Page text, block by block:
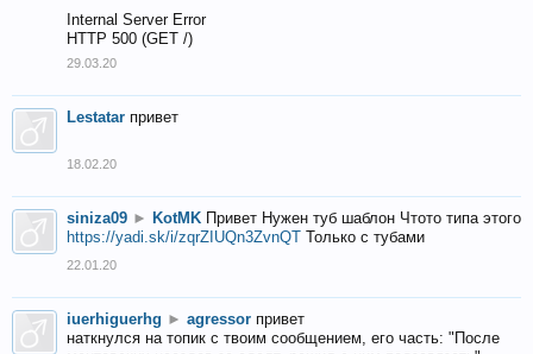
Internal Server Error
HTTP 500 (GET /)
29.03.20
Lestatar привет
18.02.20
siniza09 ► KotMK Привет Нужен туб шаблон Чтото типа этого
https://yadi.sk/i/zqrZIUQn3ZvnQT Только с тубами
22.01.20
iuerhiguerhg ► agressor привет
наткнулся на топик с твоим сообщением, его часть: "После